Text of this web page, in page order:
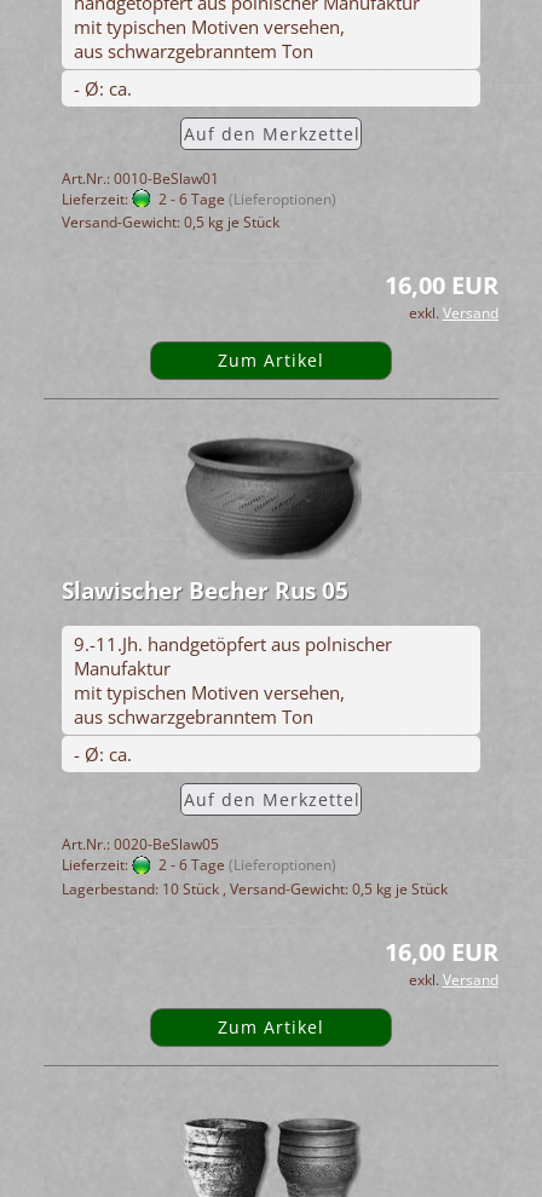
mit typischen Motiven versehen,
aus schwarzgebranntem Ton
- Ø: ca.
Auf den Merkzettel
Art.Nr.: 0010-BeSlaw01
Lieferzeit:
2 - 6 Tage (Lieferoptionen)
Versand-Gewicht:0,5 kg je Stück
16,00 EUR
exkl.Versand
Zum Artikel
Slawischer Becher Rus 05
9.-11.Jh. handgetöpfert aus polnischer
Manufaktur
mit typischen Motiven versehen,
aus schwarzgebranntem Ton
- Ø: ca.
Auf den Merkzettel
Art.Nr.: 0020-BeSlaw05
Lieferzeit:
2 - 6 Tage (Lieferoptionen)
Lagerbestand: 10 Stück , Versand-Gewicht:0,5 kg je Stück
16,00 EUR
exkl.Versand
Zum Artikel